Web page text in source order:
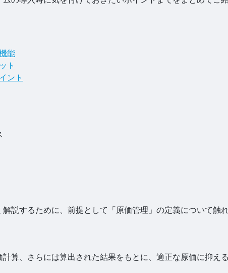
能
ト
ント
説するために、前提として「原価管理」の定義について触れ
算、さらには算出された結果をもとに、適正な原価に抑え